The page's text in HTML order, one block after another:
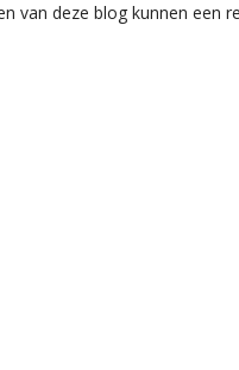
van deze blog kunnen een